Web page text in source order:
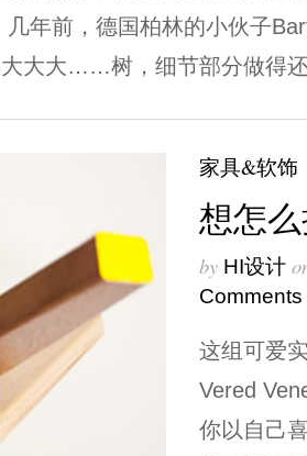
年前，德国柏林的小伙子
大大大……树，细节部分做得
家具&软饰
想怎
by HI设计
Comments
这组可爱
Vered
你以自己